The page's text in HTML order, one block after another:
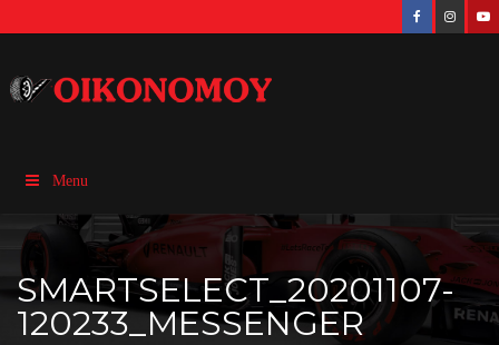
Menu
SMARTSELECT_20201107-
120233_MESSENGER